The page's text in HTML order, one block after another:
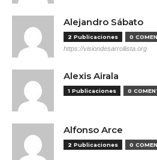
Alejandro Sábato
2 Publicaciones 0
https://visiondesarrollista.org
Alexis Airala
1 Publicaciones 0
Alfonso Arce
2 Publicaciones 0